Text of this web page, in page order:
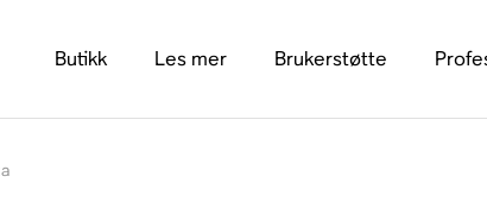
Butikk Les mer Brukerstøtte